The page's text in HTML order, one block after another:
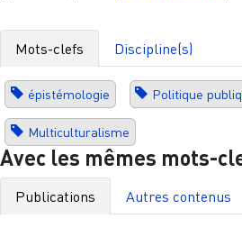
Mots-clefs Discipline(s)
épistémologie Politique
Multiculturalisme
Avec les mêmes mots-
Publications Autres contenus